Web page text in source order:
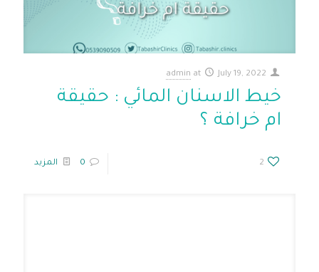
admin at July 19, 2022
خيط الاسنان المائي : حقيقة
ام خرافة ؟
2
0 المزيد